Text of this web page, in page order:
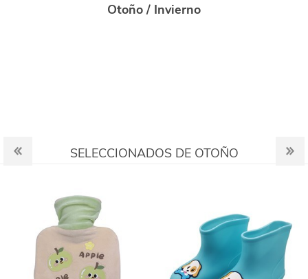
Otoño / Invierno
SELECCIONADOS DE OTOÑO